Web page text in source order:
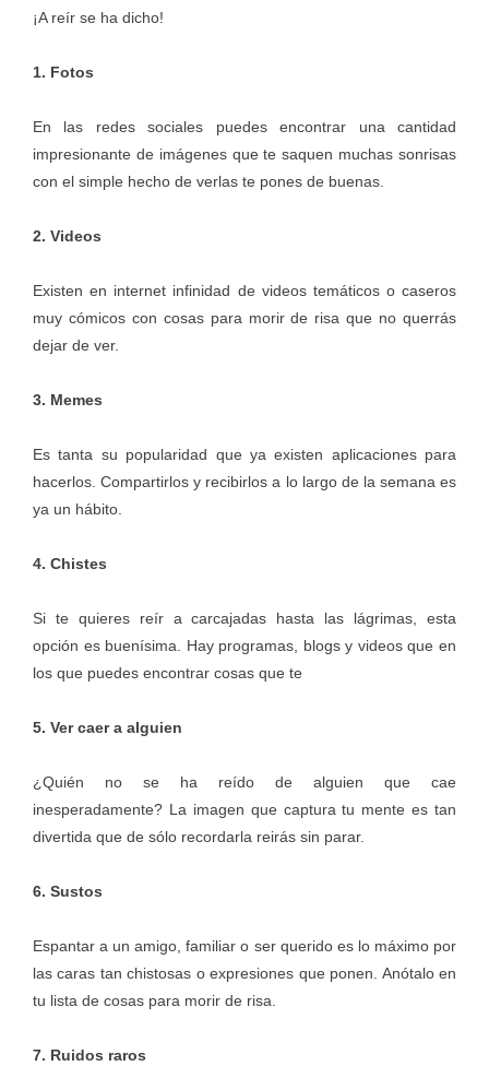
¡A reír se ha dicho!
1. Fotos
En las redes sociales puedes encontrar una cantidad
impresionante de imágenes que te saquen muchas sonrisas
con el simple hecho de verlas te pones de buenas.
2. Videos
Existen en internet infinidad de videos temáticos o caseros
muy cómicos con cosas para morir de risa que no querrás
dejar de ver.
3. Memes
Es tanta su popularidad que ya existen aplicaciones para
hacerlos. Compartirlos y recibirlos a lo largo de la semana es
ya un hábito.
4. Chistes
Si te quieres reír a carcajadas hasta las lágrimas, esta
opción es buenísima. Hay programas, blogs y videos que en
los que puedes encontrar cosas que te
5. Ver caer a alguien
¿Quién no se ha reído de alguien que cae
inesperadamente? La imagen que captura tu mente es tan
divertida que de sólo recordarla reirás sin parar.
6. Sustos
Espantar a un amigo, familiar o ser querido es lo máximo por
las caras tan chistosas o expresiones que ponen. Anótalo en
tu lista de cosas para morir de risa.
7. Ruidos raros